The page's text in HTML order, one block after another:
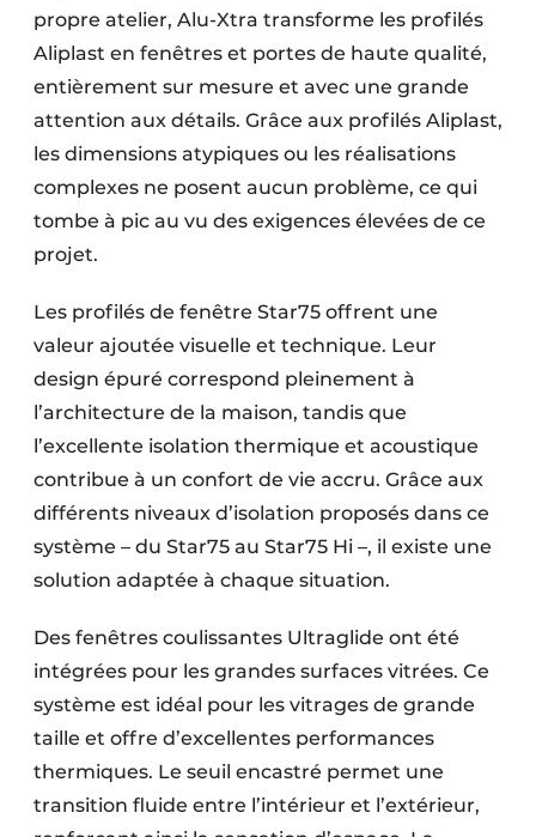
propre atelier, Alu-Xtra transforme les profilés
Aliplast en fenêtres et portes de haute qualité,
entièrement sur mesure et avec une grande
attention aux détails. Grâce aux profilés Aliplast,
les dimensions atypiques ou les réalisations
complexes ne posent aucun problème, ce qui
tombe à pic au vu des exigences élevées de ce
projet.
Les profilés de fenêtre Star75 offrent une
valeur ajoutée visuelle et technique. Leur
design épuré correspond pleinement à
l’architecture de la maison, tandis que
l’excellente isolation thermique et acoustique
contribue à un confort de vie accru. Grâce aux
différents niveaux d’isolation proposés dans ce
système – du Star75 au Star75 Hi –, il existe une
solution adaptée à chaque situation.
Des fenêtres coulissantes Ultraglide ont été
intégrées pour les grandes surfaces vitrées. Ce
système est idéal pour les vitrages de grande
taille et offre d’excellentes performances
thermiques. Le seuil encastré permet une
transition fluide entre l’intérieur et l’extérieur,